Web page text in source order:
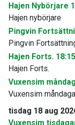
Hajen Nybörjare
Hajen nybörjare
Pingvin
Pingvin
Hajen Forts.
Hajen Forts.
Vuxensim
Vuxensim
tisdag 18 aug
Vuxensim